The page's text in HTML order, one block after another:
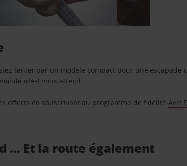
tenter par un modèle compact pour une
idéal vous attend.
offerts en souscrivant au programme de fidélitéAvis
… Et la route également